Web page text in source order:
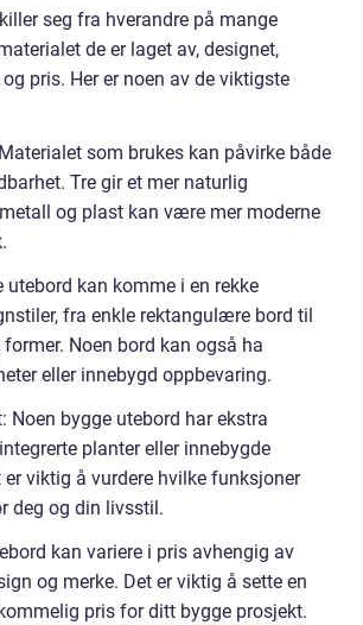
seg fra hverandre på mange
de er laget av, designet,
pris. Her er noen av de viktigste
som brukes kan påvirke både
Tre gir et mer naturlig
og plast kan være mer moderne
utebord kan komme i en rekke
fra enkle rektangulære bord til
Noen bord kan også ha
eller innebygd oppbevaring.
Noen bygge utebord har ekstra
planter eller innebygde
er viktig å vurdere hvilke funksjoner
deg og din livsstil.
kan variere i pris avhengig av
og merke. Det er viktig å sette en
pris for ditt bygge prosjekt.